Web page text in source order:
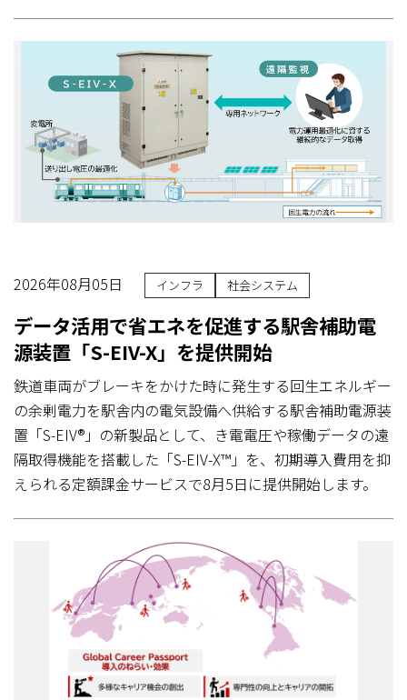
2026年08月05日 インフラ 社会システム
データ活用で省エネを促進する駅舎補助電
源装置「S-EIV-X」を提供開始
鉄道車両がブレーキをかけた時に発生する回生エネルギー
の余剰電力を駅舎内の電気設備へ供給する駅舎補助電源装
置「S-EIV®」の新製品として、き電電圧や稼働データの遠
隔取得機能を搭載した「S-EIV-X™」を、初期導入費用を抑
えられる定額課金サービスで8月5日に提供開始します。